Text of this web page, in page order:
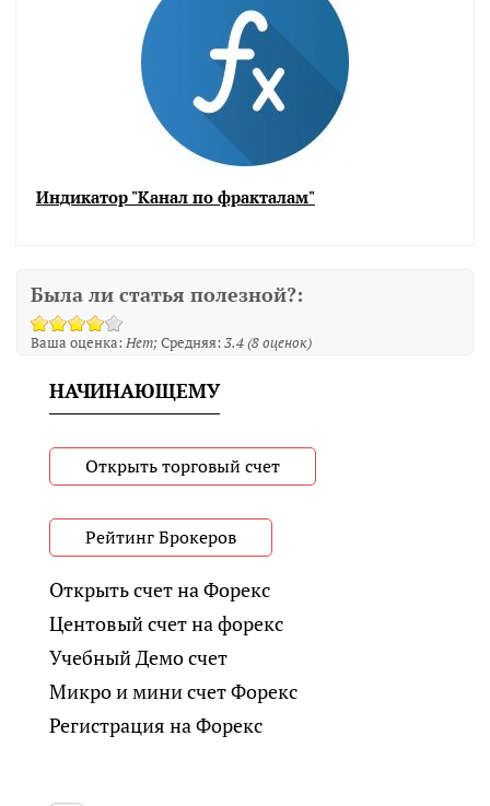
Индикатор "Канал по фракталам"
Была ли статья полезной?:
Ваша оценка:Нет Средняя:3.4(8оценок)
НАЧИНАЮЩЕМУ
Открыть торговый счет
Рейтинг Брокеров
Открыть счет на Форекс
Центовый счет на форекс
Учебный Демо счет
Микро и мини счет Форекс
Регистрация на Форекс